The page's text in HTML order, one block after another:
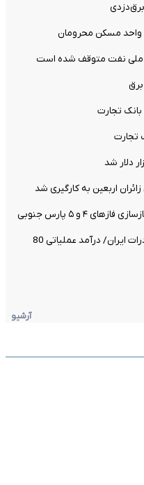
ملی نفت متوقف شده است
تجارت
تجارت
۴ و ۵ پارس جنوبی
تغییر مثبت در عملکرد مالی بانک صادرات ایران/ درآمد عملیاتی 80
آرشیو